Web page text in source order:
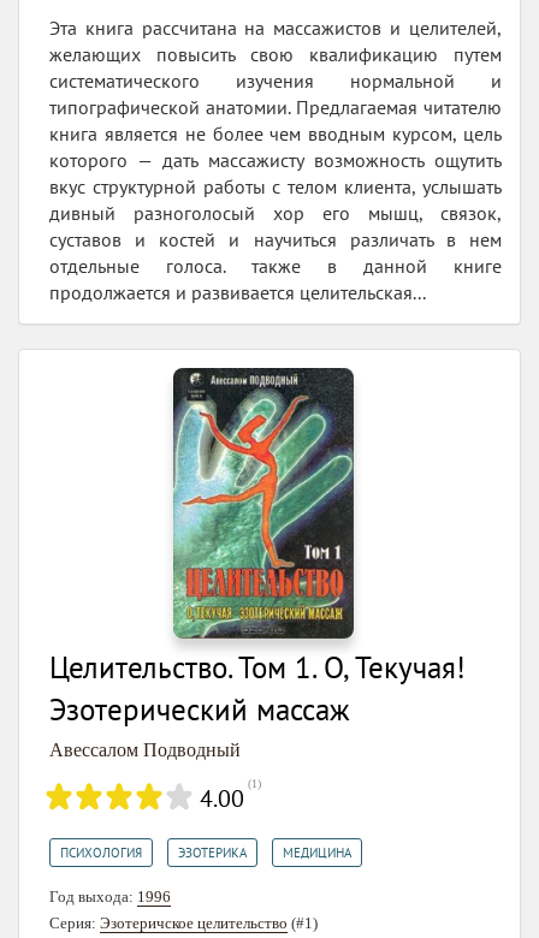
Эта книга рассчитана на массажистов и целителей,
желающих повысить свою квалификацию путем
систематического изучения нормальной и
типографической анатомии. Предлагаемая читателю
книга является не более чем вводным курсом, цель
которого — дать массажисту возможность ощутить
вкус структурной работы с телом клиента, услышать
дивный разноголосый хор его мышц, связок,
суставов и костей и научиться различать в нем
отдельные голоса. также в данной книге
продолжается и развивается целительская...
Целительство. Том 1. О, Текучая!
Эзотерический массаж
Авессалом Подводный
4.00 (1)
ПСИХОЛОГИЯ ЭЗОТЕРИКА МЕДИЦИНА
Год выхода: 1996
Серия: Эзотеричское целительство (#1)